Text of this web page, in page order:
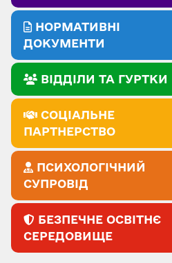
НОРМАТИВНІ
ДОКУМЕНТИ
ВІДДІЛИ ТА ГУРТКИ
СОЦІАЛЬНЕ
ПАРТНЕРСТВО
ПСИХОЛОГІЧНИЙ
СУПРОВІД
БЕЗПЕЧНЕ ОСВІТНЄ
СЕРЕДОВИЩЕ